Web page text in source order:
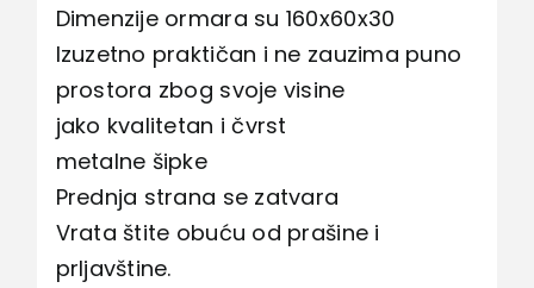
Dimenzije ormara su 160x60x30
Izuzetno praktičan i ne zauzima puno
prostora zbog svoje visine
jako kvalitetan i čvrst
metalne šipke
Prednja strana se zatvara
Vrata štite obuću od prašine i
prljavštine.